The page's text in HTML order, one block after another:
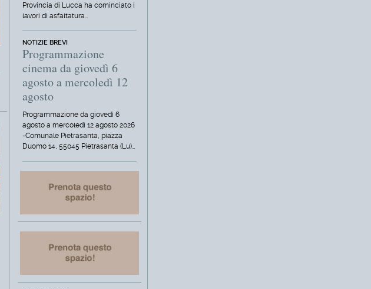
Provincia di Lucca ha cominciato i
lavori di asfaltatura…
NOTIZIE BREVI
Programmazione
cinema da giovedì 6
agosto a mercoledì 12
agosto
Programmazione da giovedì 6
agosto a mercoledì 12 agosto 2026
-Comunale Pietrasanta, piazza
Duomo 14, 55045 Pietrasanta (Lu)…